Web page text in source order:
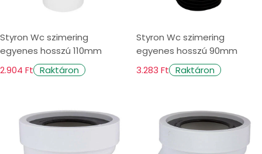
Styron Wc szimering
egyenes hosszú 110mm
2.904 Ft Raktáron
Styron Wc szimering
egyenes hosszú 90mm
3.283 Ft Raktáron